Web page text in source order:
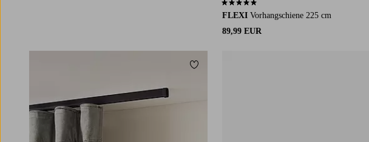
FLEXI Vorhangschiene 225 cm
89,99 EUR
5,0 basierend auf 1 Bewertungen
Zu Favoriten hinzufügen